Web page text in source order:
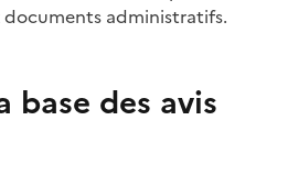
documents administratifs.
base des avis